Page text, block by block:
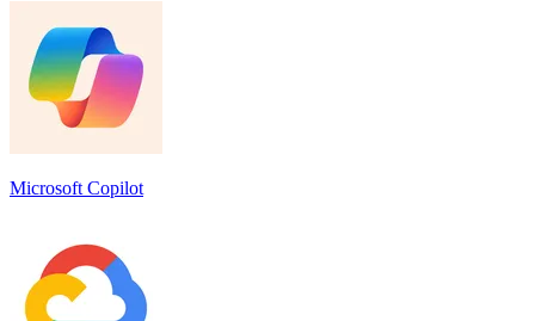
Microsoft Copilot